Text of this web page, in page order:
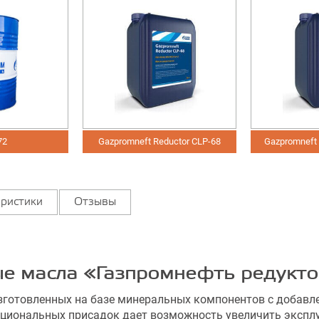
Gazpromneft Reductor CLP-68 Gazpromneft
Отзывы
масла «Газпромнефть
на базе минеральных компонентов с
присадок дает возможность увеличить